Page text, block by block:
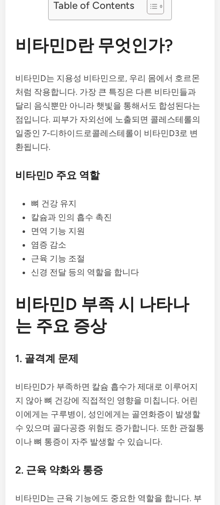
Table of Contents
비타민D란 무엇인가?
비타민D는 지용성 비타민으로, 우리 몸에서 호르몬
처럼 작용합니다. 가장 큰 특징은 다른 비타민들과
달리 음식뿐만 아니라 햇빛을 통해서도 합성된다는
점입니다. 피부가 자외선에 노출되면 콜레스테롤의
일종인 7-디하이드로콜레스테롤이 비타민D3로 변
환됩니다.
비타민D 주요 역할
뼈 건강 유지
칼슘과 인의 흡수 촉진
면역 기능 지원
염증 감소
근육 기능 조절
신경 전달 등의 역할을 합니다
비타민D 부족 시 나타나
는 주요 증상
1. 골격계 문제
비타민D가 부족하면 칼슘 흡수가 제대로 이루어지
지 않아 뼈 건강에 직접적인 영향을 미칩니다. 어린
이에게는 구루병이, 성인에게는 골연화증이 발생할
수 있으며 골다공증 위험도 증가합니다. 또한 관절통
이나 뼈 통증이 자주 발생할 수 있습니다.
2. 근육 약화와 통증
비타민D는 근육 기능에도 중요한 역할을 합니다. 부